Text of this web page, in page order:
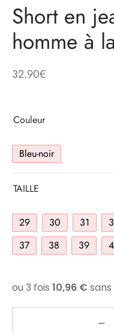
Short en
homme à
32.90€
Couleur
Bleu-noir
TAILLE
29 30 31
37
38 39